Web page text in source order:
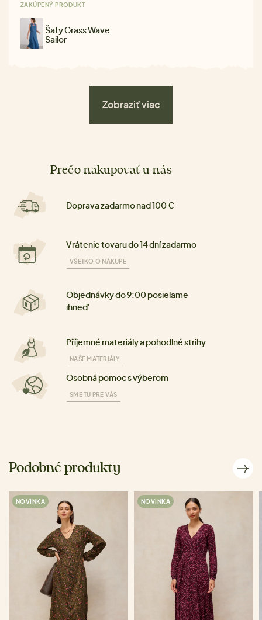
ZAKÚPENÝ PRODUKT
Šaty Grass Wave
Sailor
Zobraziť viac
Prečo nakupovať u nás
Doprava zadarmo nad 100 €
Vrátenie tovaru do 14 dní zadarmo
VŠETKO O NÁKUPE
Objednávky do 9:00 posielame
ihneď
Příjemné materiály a pohodlné strihy
NAŠE MATERIÁLY
Osobná pomoc s výberom
SME TU PRE VÁS
Podobné produkty
NOVINKA NOVINKA